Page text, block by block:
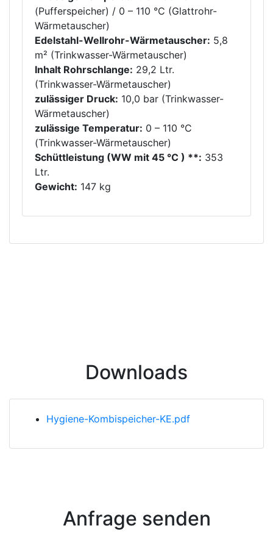
(Pufferspeicher) / 0 – 110 °C (Glattrohr-
Wärmetauscher)
Edelstahl-Wellrohr-Wärmetauscher: 5,8
m² (Trinkwasser-Wärmetauscher)
Inhalt Rohrschlange: 29,2 Ltr.
(Trinkwasser-Wärmetauscher)
zulässiger Druck: 10,0 bar (Trinkwasser-
Wärmetauscher)
zulässige Temperatur: 0 – 110 °C
(Trinkwasser-Wärmetauscher)
Schüttleistung (WW mit 45 °C ) **: 353
Ltr.
Gewicht: 147 kg
Downloads
Hygiene-Kombispeicher-KE.pdf
Anfrage senden